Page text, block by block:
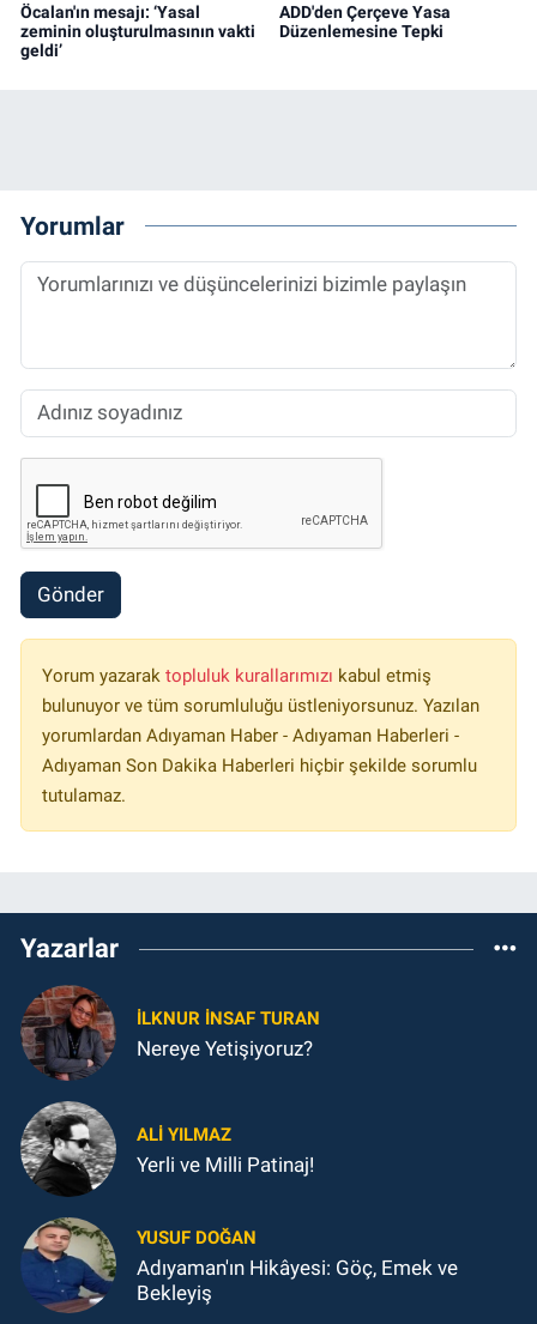
Öcalan'ın mesajı: ‘Yasal
zeminin oluşturulmasının vakti
geldi’
ADD'den Çerçeve Yasa
Düzenlemesine Tepki
Yorumlar
Gönder
Yorum yazarak topluluk kurallarımızı kabul etmiş
bulunuyor ve tüm sorumluluğu üstleniyorsunuz. Yazılan
yorumlardan Adıyaman Haber - Adıyaman Haberleri -
Adıyaman Son Dakika Haberleri hiçbir şekilde sorumlu
tutulamaz.
Yazarlar
İLKNUR İNSAF TURAN
Nereye Yetişiyoruz?
ALI YILMAZ
Yerli ve Milli Patinaj!
YUSUF DOĞAN
Adıyaman'ın Hikâyesi: Göç, Emek ve
Bekleyiş